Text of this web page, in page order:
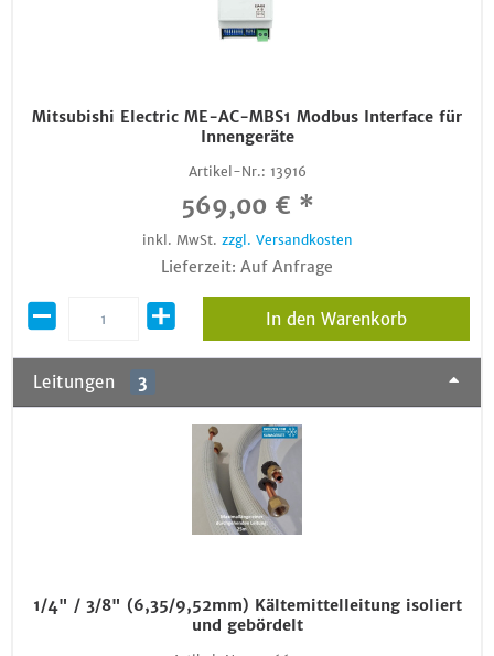
Mitsubishi Electric ME-AC-MBS1 Modbus Interface für
Innengeräte
Artikel-Nr.: 13916
569,00 € *
inkl. MwSt. zzgl. Versandkosten
Lieferzeit: Auf Anfrage
In den Warenkorb
Leitungen 3
1/4" / 3/8" (6,35/9,52mm) Kältemittelleitung isoliert
und gebördelt